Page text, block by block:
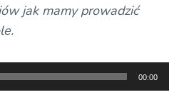
jak mamy prowadzić
00:00